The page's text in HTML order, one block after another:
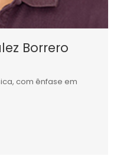
Borrero
com ênfase em